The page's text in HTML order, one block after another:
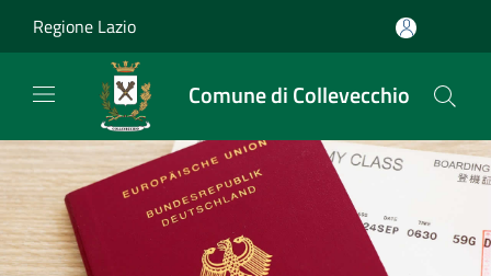
Regione Lazio
Comune di Collevecchio